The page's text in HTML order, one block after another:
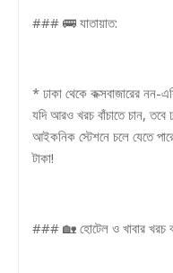
### 🚌 যাতায়াত:
* ঢাকা থেকে কক্সবাজারের
যদি আরও খরচ বাঁচাতে চান, তবে
আইকনিক স্টেশনে চলে যেতে
টাকা!
### 🏡 হোটেল ও খাবার খরচ